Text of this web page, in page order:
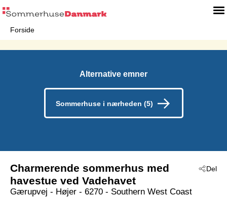
Forside
Alternative emner
Sommerhuse i nærheden (5)
Del
Charmerende sommerhus med
havestue ved Vadehavet
Gærupvej - Højer - 6270 - Southern West Coast